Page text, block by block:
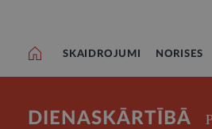
SKAIDROJUMI NORISES
DIENASKĀRTĪBĀ